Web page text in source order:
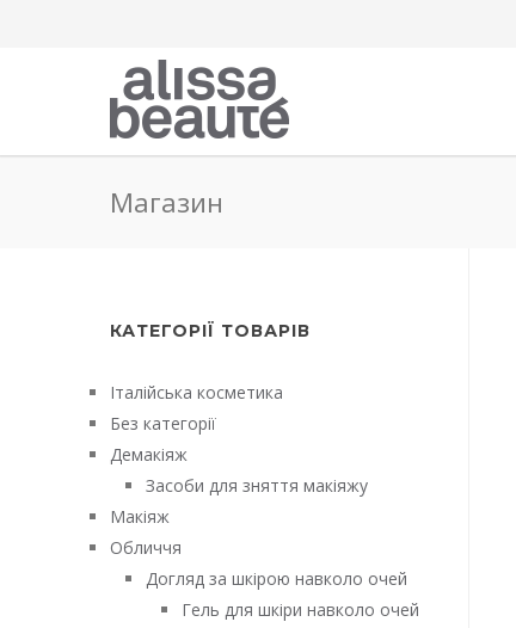
Магазин
КАТЕГОРІЇ ТОВАРІВ
Італійська косметика
Без категорії
Демакіяж
Засоби для зняття макіяжу
Макіяж
Обличчя
Догляд за шкірою навколо очей
Гель для шкіри навколо очей